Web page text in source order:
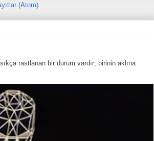
(Atom)
rastlanan bir durum vardır; birinin aklına